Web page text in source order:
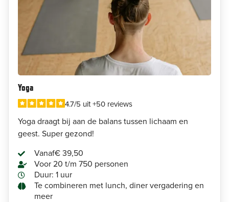
Yoga
4.7/5 uit +50 reviews
Yoga draagt bij aan de balans tussen lichaam en
geest. Super gezond!
Vanaf€ 39,50
Voor 20 t/m 750 personen
Duur: 1 uur
Te combineren met lunch, diner vergadering en
meer